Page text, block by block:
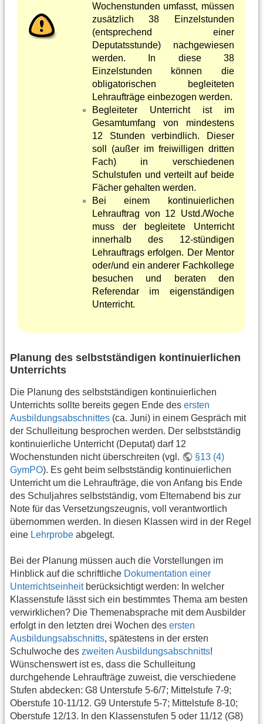
Wochenstunden umfasst, müssen
zusätzlich 38 Einzelstunden
(entsprechend einer
Deputatsstunde) nachgewiesen
werden. In diese 38
Einzelstunden können die
obligatorischen begleiteten
Lehraufträge einbezogen werden.
Begleiteter Unterricht ist im
Gesamtumfang von mindestens
12 Stunden verbindlich. Dieser
soll (außer im freiwilligen dritten
Fach) in verschiedenen
Schulstufen und verteilt auf beide
Fächer gehalten werden.
Bei einem kontinuierlichen
Lehrauftrag von 12 Ustd./Woche
muss der begleitete Unterricht
innerhalb des 12-stündigen
Lehrauftrags erfolgen. Der Mentor
oder/und ein anderer Fachkollege
besuchen und beraten den
Referendar im eigenständigen
Unterricht.
Planung des selbstständigen kontinuierlichen
Unterrichts
Die Planung des selbstständigen kontinuierlichen
Unterrichts sollte bereits gegen Ende des ersten
Ausbildungsabschnittes (ca. Juni) in einem Gespräch mit
der Schulleitung besprochen werden. Der selbstständig
kontinuierliche Unterricht (Deputat) darf 12
Wochenstunden nicht überschreiten (vgl.
§13 (4)
GymPO). Es geht beim selbstständig kontinuierlichen
Unterricht um die Lehraufträge, die von Anfang bis Ende
des Schuljahres selbstständig, vom Elternabend bis zur
Note für das Versetzungszeugnis, voll verantwortlich
übernommen werden. In diesen Klassen wird in der Regel
eine Lehrprobe abgelegt.
Bei der Planung müssen auch die Vorstellungen im
Hinblick auf die schriftliche Dokumentation einer
Unterrichtseinheitberücksichtigt werden: In welcher
Klassenstufe lässt sich ein bestimmtes Thema am besten
verwirklichen? Die Themenabsprache mit dem Ausbilder
erfolgt in den letzten drei Wochen des ersten
Ausbildungsabschnitts, spätestens in der ersten
Schulwoche des zweiten Ausbildungsabschnitts!
Wünschenswert ist es, dass die Schulleitung
durchgehende Lehraufträge zuweist, die verschiedene
Stufen abdecken: G8 Unterstufe 5-6/7; Mittelstufe 7-9;
Oberstufe 10-11/12. G9 Unterstufe 5-7; Mittelstufe 8-10;
Oberstufe 12/13. In den Klassenstufen 5 oder 11/12 (G8)